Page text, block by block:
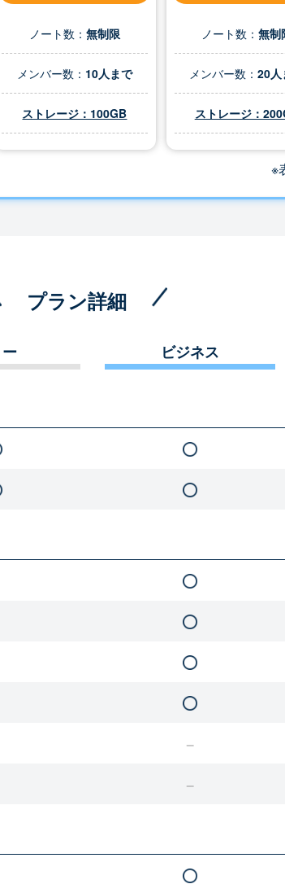
ノート数： 無制限
メンバー数： 10人まで
ストレージ：100GB
ノート数：無制
メンバー数：20人
ストレージ：
※
プラン詳細
ビジネス